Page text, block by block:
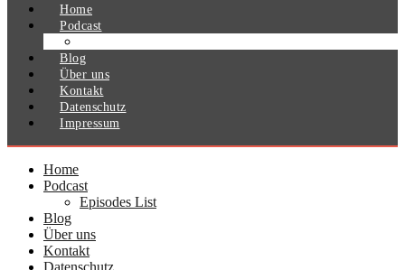
Home
Podcast
Blog
Über uns
Kontakt
Datenschutz
Impressum
Home
Podcast
Episodes List
Blog
Über uns
Kontakt